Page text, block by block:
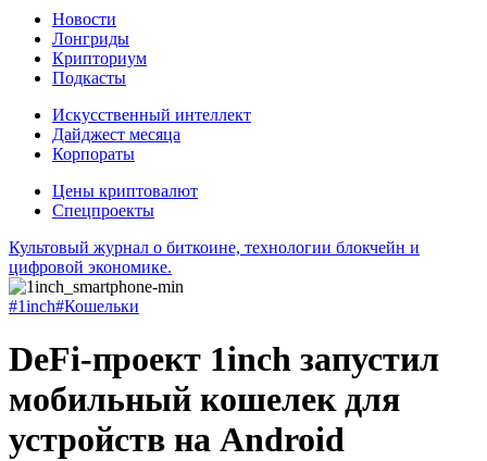
Новости
Лонгриды
Крипториум
Подкасты
Искусственный интеллект
Дайджест месяца
Корпораты
Цены криптовалют
Спецпроекты
Культовый журнал о биткоине, технологии блокчейн и
цифровой экономике.
#1inch#Кошельки
DeFi-проект 1inch запустил
мобильный кошелек для
устройств на Android